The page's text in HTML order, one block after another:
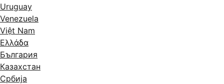
Uruguay
Venezuela
Việt Nam
Ελλάδα
България
Казахстан
Србија